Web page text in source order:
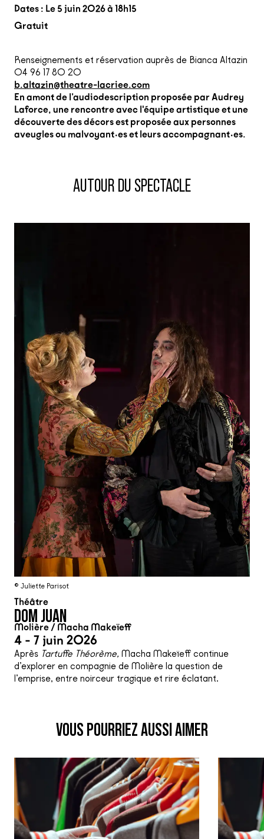
En amont de l’audiodescription proposée par Audrey
Laforce, une rencontre avec l'équipe artistique et une
découverte des décors est proposée aux personnes
aveugles ou malvoyant·es et leurs accompagnant·es.
Dates : Le 5 juin 2026 à 18h15
Gratuit
Renseignements et réservation auprès de Bianca Altazin
04 96 17 80 20
b.altazin@theatre-lacriee.com
AUTOUR DU SPECTACLE
© Juliette Parisot
Théâtre
DOM JUAN
Molière / Macha Makeïeff
4 - 7 juin 2026
Après Tartuffe Théorème, Macha Makeïeff continue
d’explorer en compagnie de Molière la question de
l’emprise, entre noirceur tragique et rire éclatant.
VOUS POURRIEZ AUSSI AIMER